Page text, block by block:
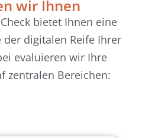
wir Ihnen
bietet Ihnen eine
der digitalen Reife Ihrer
evaluieren wir Ihre
zentralen Bereichen: